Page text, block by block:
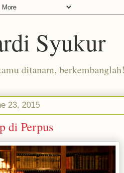
Syukur
ditanam,
23, 2015
di Perpus